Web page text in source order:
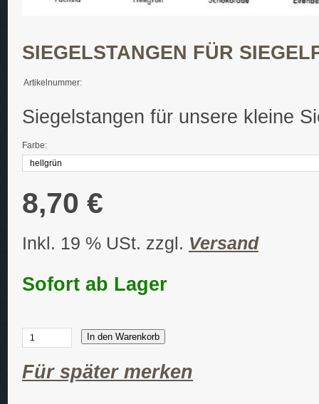
SIEGELSTANGEN FÜR
Artikelnummer:
Siegelstangen für unsere kleine
Farbe:
8,70 €
Inkl. 19 % USt. zzgl. Versand
Sofort ab Lager
In den Warenkorb
Für später merken